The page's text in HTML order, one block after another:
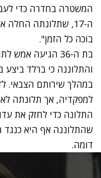
המשטרה בחדרה כדי
ה-17, שתלונתה
בוכה כל הזמן".
בת ה-36 הגיעה
במהלך שירותם הצבאי.
למפקדיה, אך תלונתה
שהתלוננה אף היא כנגד
דומה.